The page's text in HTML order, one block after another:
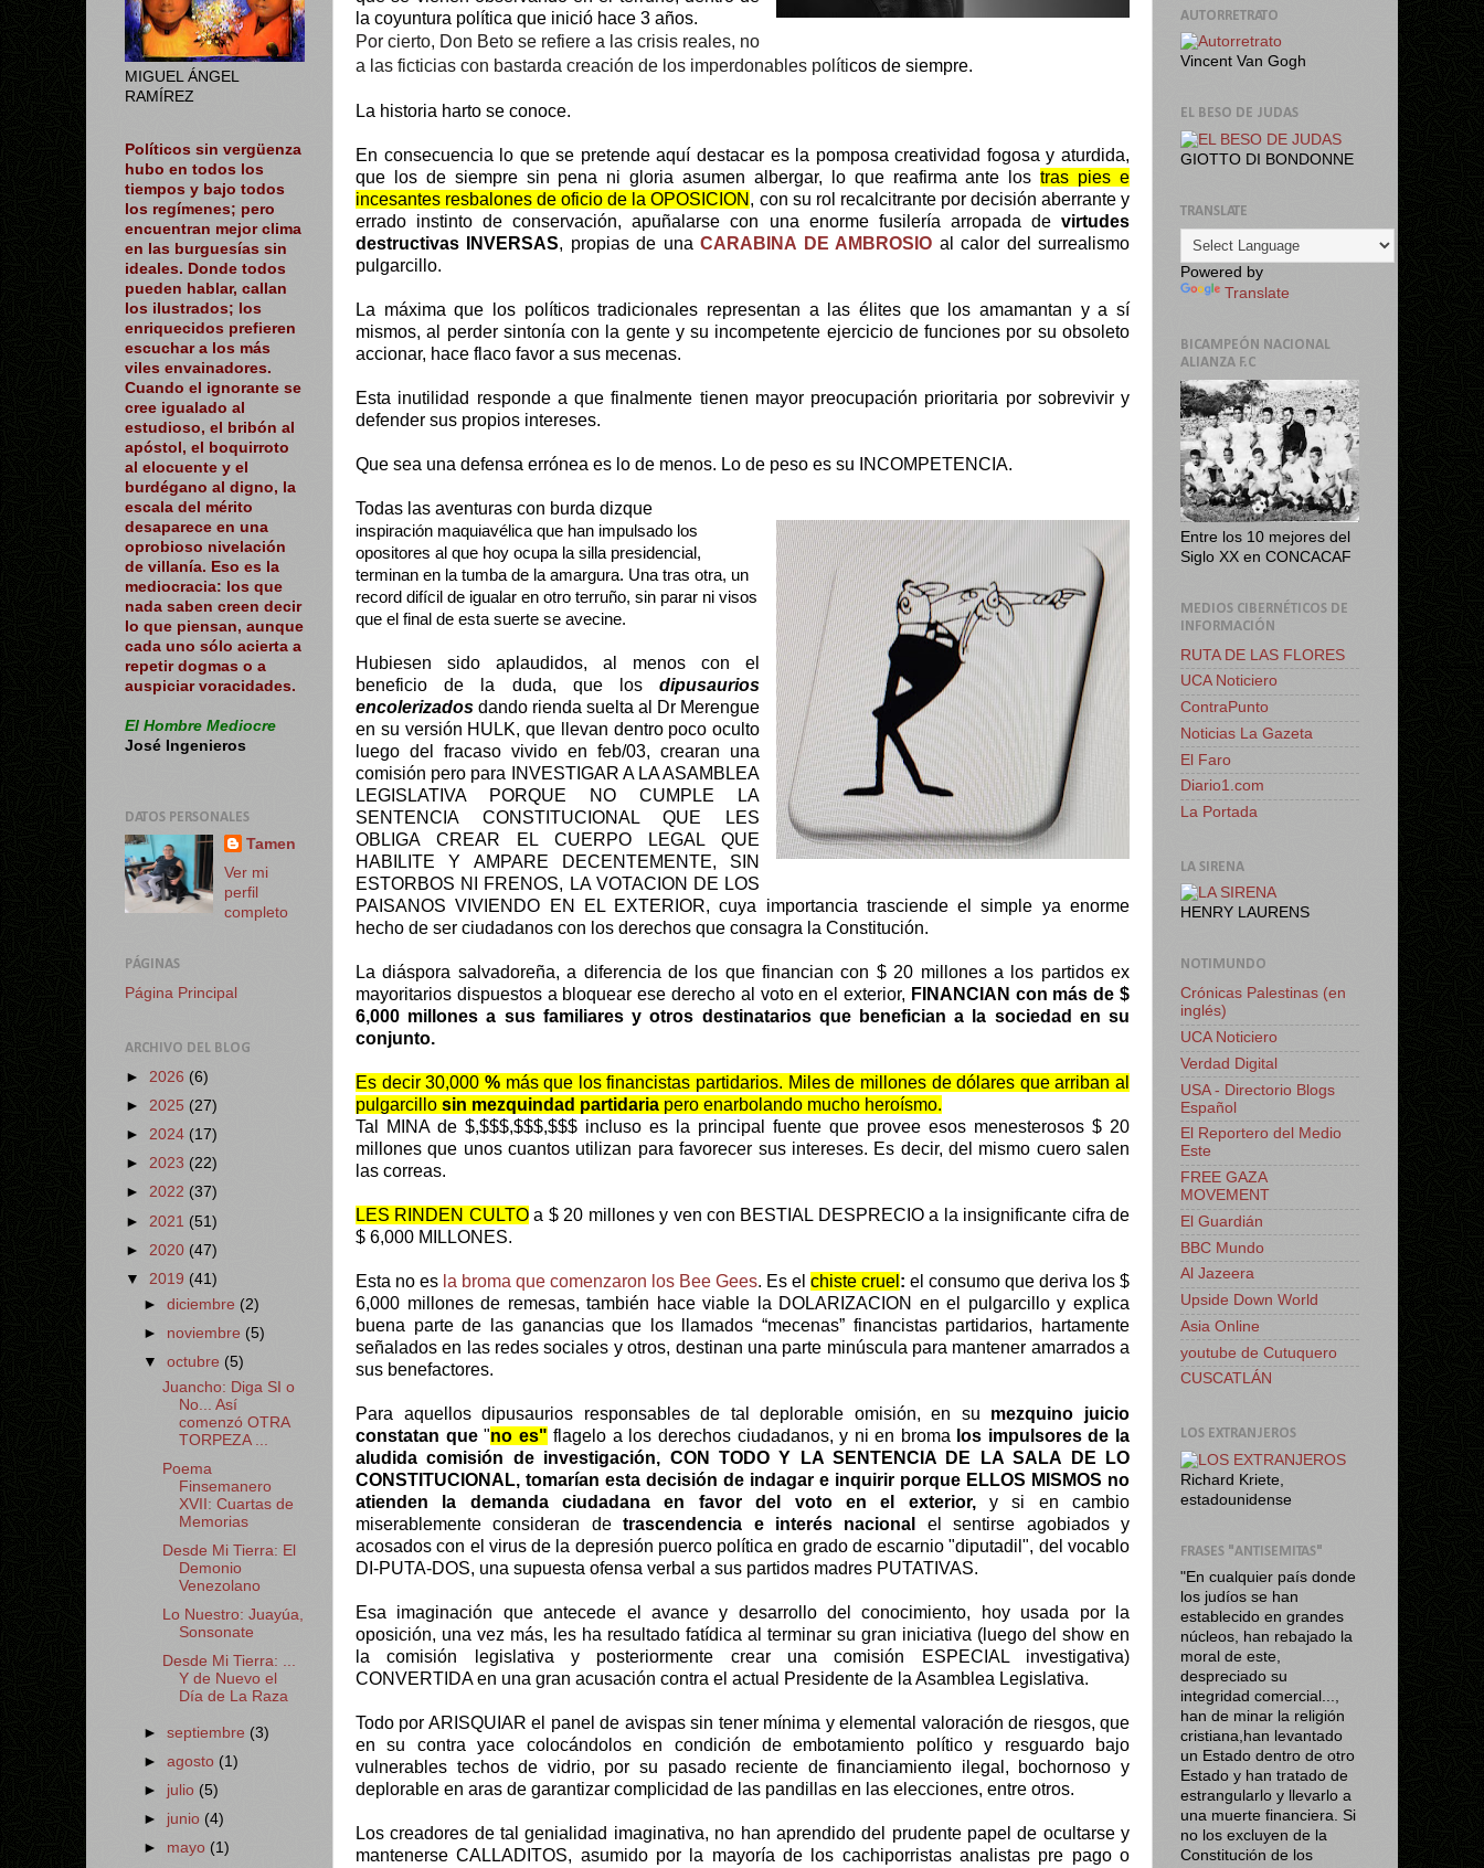
la coyuntura política que inició hace 3 años.
Por cierto, Don Beto se refiere a las crisis reales, no
a las ficticias con bastarda creación de los imperdonables políticos de siempre.
La historia harto se conoce.
En consecuencia lo que se pretende aquí destacar es la pomposa creatividad fogosa y aturdida,
que los de siempre sin pena ni gloria asumen albergar, lo que reafirma ante lostras pies e
incesantes resbalones de oficio de la OPOSICION , con su rol recalcitrante por decisión aberrante y
errado instinto de conservación, apuñalarse con una enorme fusilería arropada de virtudes
destructivas INVERSAS, propias de unaCARABINA DE AMBROSIO al calor del surrealismo
pulgarcillo.
La máxima que los políticos tradicionales representan a las élites que los amamantan y a sí
mismos, al perder sintonía con la gente y su incompetente ejercicio de funciones por su obsoleto
accionar, hace flaco favor a sus mecenas.
Esta inutilidad responde a que finalmente tienen mayor preocupación prioritaria por sobrevivir y
defender sus propios intereses.
Que sea una defensa errónea es lo de menos. Lo de peso es su INCOMPETENCIA.
Todas las aventuras con burda dizque
inspiración maquiavélica que han impulsado los
opositores al que hoy ocupa la silla presidencial,
terminan en la tumba de la amargura. Una tras otra, un
record difícil de igualar en otro terruño, sin parar ni visos
que el final de esta suerte se avecine.
Hubiesen sido aplaudidos, al menos con el
beneficio de la duda, que losdipusaurios
encolerizados dando rienda suelta al Dr Merengue
en su versión HULK, que llevan dentro poco oculto
luego del fracaso vivido en feb/03, crearan una
comisión pero para INVESTIGAR A LA ASAMBLEA
LEGISLATIVA PORQUE NO CUMPLE LA
SENTENCIA CONSTITUCIONAL QUE LES
OBLIGA CREAR EL CUERPO LEGAL QUE
HABILITE Y AMPARE DECENTEMENTE, SIN
ESTORBOS NI FRENOS, LA VOTACION DE LOS
PAISANOS VIVIENDO EN EL EXTERIOR, cuya importancia trasciende el simple ya enorme
hecho de ser ciudadanos con los derechos que consagra la Constitución.
La diáspora salvadoreña, a diferencia de los que financian con $ 20 millones a los partidos ex
mayoritarios dispuestos a bloquear ese derecho al voto en el exterior, FINANCIAN con más de $
6,000 millones a sus familiares y otros destinatarios que benefician a la sociedad en su
conjunto.
Es decir 30,000 %más que los financistas partidarios. Miles de millones de dólares que arriban al
pulgarcillo sin mezquindad partidaria pero enarbolando mucho heroísmo.
Tal MINA de $,$$$,$$$,$$$ incluso es la principal fuente que provee esos menesterosos $ 20
millones que unos cuantos utilizan para favorecer sus intereses. Es decir, del mismo cuero salen
las correas.
LES RINDEN CULTOa $ 20 millones y ven con BESTIAL DESPRECIO a la insignificante cifra de
$ 6,000 MILLONES.
Esta no es la broma que comenzaron los Bee Gees. Es el chiste cruel : el consumo que deriva los $
6,000 millones de remesas, también hace viable la DOLARIZACION en el pulgarcillo y explica
buena parte de las ganancias que los llamados “mecenas” financistas partidarios, hartamente
señalados en las redes sociales y otros, destinan una parte minúscula para mantener amarrados a
sus benefactores.
Para aquellos dipusaurios responsables de tal deplorable omisión, en su mezquino juicio
constatan que"no es" flagelo a los derechos ciudadanos, y ni en broma los impulsores de la
aludida comisión de investigación, CON TODO Y LA SENTENCIA DE LA SALA DE LO
CONSTITUCIONAL, tomarían esta decisión de indagar e inquirir porque ELLOS MISMOS no
atienden la demanda ciudadana en favor del voto en el exterior,y si en cambio
miserablemente consideran detrascendencia e interés nacional
el sentirse agobiados y
acosados con el virus de la depresión puerco política en grado de escarnio "diputadil", del vocablo
DI-PUTA-DOS, una supuesta ofensa verbal a sus partidos madres PUTATIVAS.
Esa imaginación que antecede el avance y desarrollo del conocimiento, hoy usada por la
oposición, una vez más, les ha resultado fatídica al terminar su gran iniciativa (luego del show en
la comisión legislativa y posteriormente crear una comisión ESPECIAL investigativa)
CONVERTIDA en una gran acusación contra el actual Presidente de la Asamblea Legislativa.
Todo por ARISQUIAR el panel de avispas sin tener mínima y elemental valoración de riesgos, que
en su contra yace colocándolos en condición de embotamiento político y resguardo bajo
vulnerables techos de vidrio, por su pasado reciente de financiamiento ilegal, bochornoso y
deplorable en aras de garantizar complicidad de las pandillas en las elecciones, entre otros.
Los creadores de tal genialidad imaginativa, no han aprendido del prudente papel de ocultarse y
mantenerse CALLADITOS, asumido por la mayoría de los cachiporristas analistas pre pago o
MIGUEL ÁNGEL
RAMÍREZ
Políticos sin vergüenza
hubo en todos los
tiempos y bajo todos
los regímenes; pero
encuentran mejor clima
en las burguesías sin
ideales. Donde todos
pueden hablar, callan
los ilustrados; los
enriquecidos prefieren
escuchar a los más
viles envainadores.
Cuando el ignorante se
cree igualado al
estudioso, el bribón al
apóstol, el boquirroto
al elocuente y el
burdégano al digno, la
escala del mérito
desaparece en una
oprobioso nivelación
de villanía. Eso es la
mediocracia: los que
nada saben creen decir
lo que piensan, aunque
cada uno sólo acierta a
repetir dogmas o a
auspiciar voracidades.
El Hombre Mediocre
José Ingenieros
DATOS PERSONALES
Tamen
Ver mi
perfil
completo
PÁGINAS
Página Principal
ARCHIVO DEL BLOG
► 2026 (6)
► 2025 (27)
► 2024 (17)
► 2023 (22)
► 2022 (37)
► 2021 (51)
► 2020 (47)
▼ 2019 (41)
►diciembre (2)
► noviembre (5)
▼octubre (5)
Juancho: Diga SI o
No... Así
comenzó OTRA
TORPEZA ...
Poema
Finsemanero
XVII: Cuartas de
Memorias
Desde Mi Tierra: El
Demonio
Venezolano
Lo Nuestro: Juayúa,
Sonsonate
Desde Mi Tierra: ...
Y de Nuevo el
Día de La Raza
►septiembre (3)
►agosto (1)
► julio (5)
► junio (4)
► mayo (1)
AUTORRETRATO
Vincent Van Gogh
EL BESO DE JUDAS
GIOTTO DI BONDONNE
TRANSLATE
Powered by
Translate
BICAMPEÓN NACIONAL
ALIANZA F.C
Entre los 10 mejores del
Siglo XX en CONCACAF
MEDIOS CIBERNÉTICOS DE
INFORMACIÓN
RUTA DE LAS FLORES
UCA Noticiero
ContraPunto
Noticias La Gazeta
El Faro
Diario1.com
La Portada
LA SIRENA
HENRY LAURENS
NOTIMUNDO
Crónicas Palestinas (en
inglés)
UCA Noticiero
Verdad Digital
USA - Directorio Blogs
Español
El Reportero del Medio
Este
FREE GAZA
MOVEMENT
El Guardián
BBC Mundo
Al Jazeera
Upside Down World
Asia Online
youtube de Cutuquero
CUSCATLÁN
LOS EXTRANJEROS
Richard Kriete,
estadounidense
FRASES "ANTISEMITAS"
"En cualquier país donde
los judíos se han
establecido en grandes
núcleos, han rebajado la
moral de este,
despreciado su
integridad comercial...,
han de minar la religión
cristiana,han levantado
un Estado dentro de otro
Estado y han tratado de
estrangularlo y llevarlo a
una muerte financiera. Si
no los excluyen de la
Constitución de los